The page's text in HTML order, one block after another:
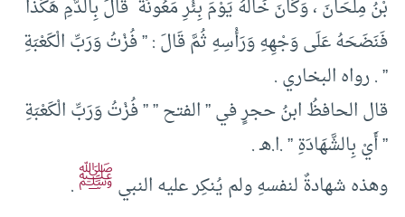
بْنُ مِلْحَانَ ‏، ‏وَكَانَ خَالَهُ يَوْمَ ‏بِئْرِ مَعُونَةَ ‏ ‏قَالَ بِالدَّمِ هَكَذَا
فَنَضَحَهُ عَلَى وَجْهِهِ وَرَأْسِهِ ثُمَّ قَالَ : ” فُزْتُ وَرَبِّ ‏‏الْكَعْبَةِ
” . رواه البخاري .
قال الحافظُ ابنُ حجرٍ في ” الفتح ” ” فُزْتُ وَرَبِّ ‏‏الْكَعْبَةِ
” ‏أَيْ بِالشَّهَادَةِ ” .ا.هـ .
وهذه شهادةٌ لنفسهِ ولم يُنكِر عليه النبيﷺ.